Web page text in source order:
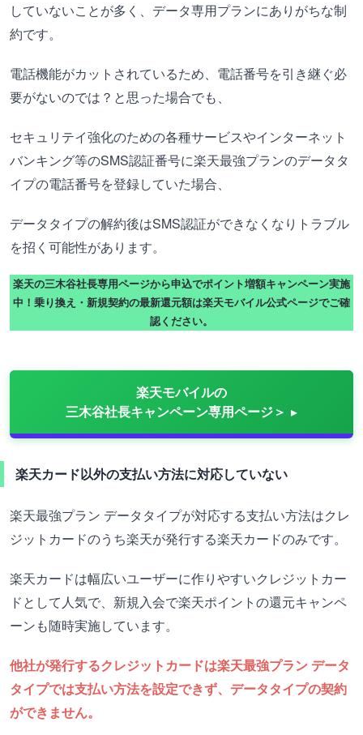
していないことが多く、データ専用プランにありがちな制
約です。
電話機能がカットされているため、電話番号を引き継ぐ必
要がないのでは？と思った場合でも、
セキュリテイ強化のための各種サービスやインターネット
バンキング等のSMS認証番号に楽天最強プランのデータタ
イプの電話番号を登録していた場合、
データタイプの解約後はSMS認証ができなくなりトラブル
を招く可能性があります。
楽天の三木谷社長専用ページから申込でポイント増額キャンペーン実施
中！乗り換え・新規契約の最新還元額は楽天モバイル公式ページでご確
認ください。
楽天モバイルの
三木谷社長キャンペーン専用ページ＞
楽天カード以外の支払い方法に対応していない
楽天最強プラン データタイプが対応する支払い方法はクレ
ジットカードのうち楽天が発行する楽天カードのみです。
楽天カードは幅広いユーザーに作りやすいクレジットカー
ドとして人気で、新規入会で楽天ポイントの還元キャンペ
ーンも随時実施しています。
他社が発行するクレジットカードは楽天最強プラン データ
タイプでは支払い方法を設定できず、データタイプの契約
ができません。